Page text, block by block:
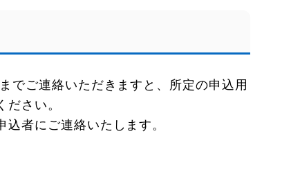
でご連絡いただきますと、所定の申込用
さい。
者にご連絡いたします。